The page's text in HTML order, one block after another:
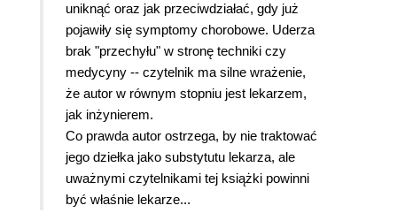
uniknąć oraz jak przeciwdziałać, gdy już
pojawiły się symptomy chorobowe. Uderza
brak "przechyłu" w stronę techniki czy
medycyny -- czytelnik ma silne wrażenie,
że autor w równym stopniu jest lekarzem,
jak inżynierem.
Co prawda autor ostrzega, by nie traktować
jego dziełka jako substytutu lekarza, ale
uważnymi czytelnikami tej książki powinni
być właśnie lekarze...